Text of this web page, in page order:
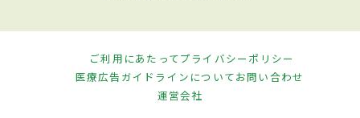
ご利用にあたってプライバシーポリシー
医療広告ガイドラインについてお問い合わせ
運営会社